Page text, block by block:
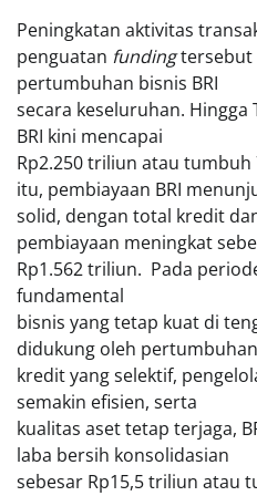
Peningkatan aktivitas
penguatan fundingtersebut
pertumbuhan bisnis BRI
secara keseluruhan. Hingga
BRI kini mencapai
Rp2.250 triliun atau tumbuh
itu, pembiayaan BRI
solid, dengan total kredit
pembiayaan meningkat
Rp1.562 triliun. Pada
fundamental
bisnis yang tetap kuat di
didukung oleh pertumbuhan
kredit yang selektif,
semakin efisien, serta
kualitas aset tetap terjaga,
laba bersih konsolidasian
sebesar Rp15,5 triliun atau